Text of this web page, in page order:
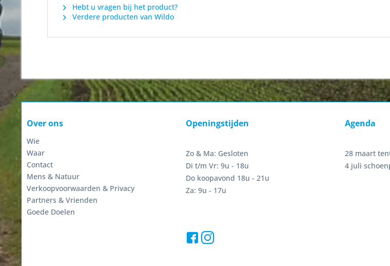
Hebt u vragen bij het product?
Verdere producten van Wildo
Over ons
Wie
Waar
Contact
Mens & Natuur
Verkoopvoorwaarden & Privacy
Partners & Vrienden
Goede Doelen
Openingstijden
Zo & Ma: Gesloten
Di t/m Vr: 9u - 18u
Do koopavond 18u - 21u
Za: 9u - 17u
Agenda
28 maart
4 juli